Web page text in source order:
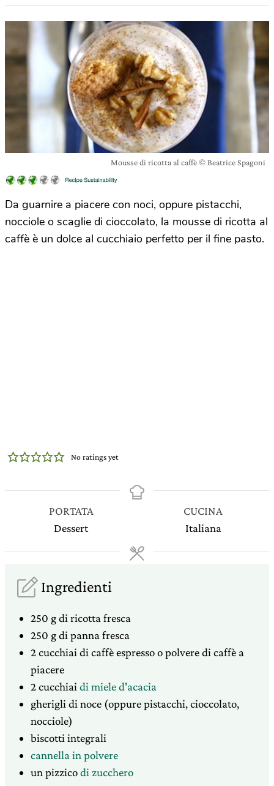
Mousse di ricotta al caffè © Beatrice Spagoni
Da guarnire a piacere con noci, oppure pistacchi,
nocciole o scaglie di cioccolato, la mousse di ricotta al
caffè è un dolce al cucchiaio perfetto per il fine pasto.
No ratings yet
PORTATA
Dessert
CUCINA
Italiana
Ingredienti
250 gdi ricotta fresca
250 gdi panna fresca
2cucchiai di caffè espresso o polvere di caffè a
piacere
2cucchiai di miele d'acacia
gherigli di noce (oppure pistacchi, cioccolato,
nocciole)
biscotti integrali
cannella in polvere
un pizzicodi zucchero